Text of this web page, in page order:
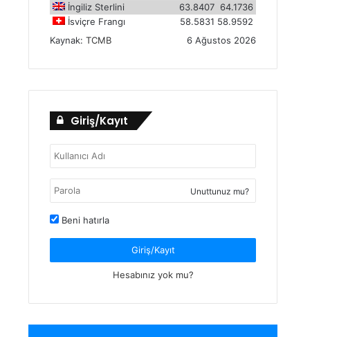
İngiliz Sterlini
64.1736
63.8407
İsviçre Frangı
58.9592
58.5831
Kaynak:TCMB 6 Ağustos 2026
Giriş/Kayıt
Unuttunuz mu?
Beni hatırla
Giriş/Kayıt
Hesabınız yok mu?